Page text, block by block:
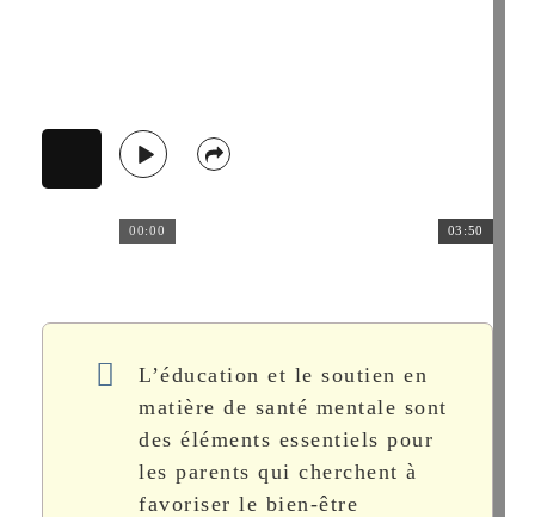
03:50
00:00
L’éducation et le soutien en
matière de santé mentale sont
des éléments essentiels pour
les parents qui cherchent à
favoriser le bien-être